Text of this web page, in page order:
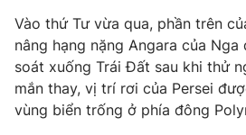
Câu chuyện quốc tế
Tài chính
Thị trường
Góc doanh nghiệp
Dữ liệu và đời sống
Truyền hình
Vào thứ Tư vừa qua, phần trên
nâng hạng nặng Angara của
soát xuống Trái Đất sau khi thử
mắn thay, vị trí rơi của Persei
vùng biển trống ở phía đông